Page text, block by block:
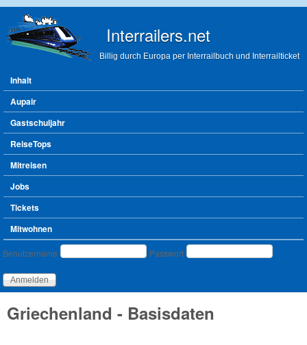
Interrailers.net
Billig durch Europa per Interrailbuch und Interrailticket
Hauptmenü
Inhalt
Aupair
Gastschuljahr
ReiseTops
Mitreisen
Jobs
Tickets
Mitwohnen
Benutzeranmeldung
Benutzername Passwort
Griechenland - Basisdaten